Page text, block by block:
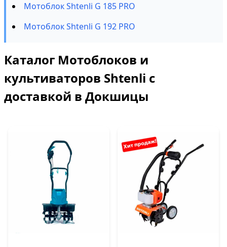
Мотоблок Shtenli G 185 PRO
Мотоблок Shtenli G 192 PRO
Каталог Мотоблоков и
культиваторов Shtenli с
доставкой в Докшицы